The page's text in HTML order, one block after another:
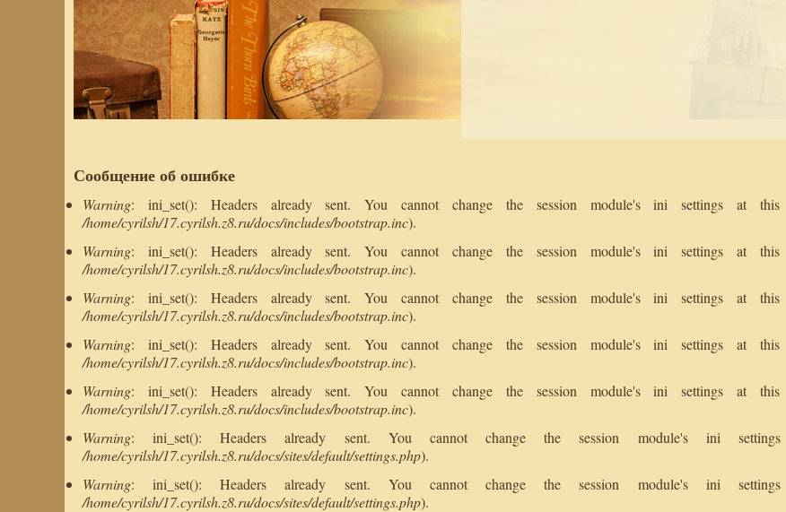
Сообщение об ошибке
Warning: ini_set(): Headers already sent. You cannot change the session module's ini settings at
/home/cyrilsh/17.cyrilsh.z8.ru/docs/includes/bootstrap.inc).
Warning: ini_set(): Headers already sent. You cannot change the session module's ini settings at
/home/cyrilsh/17.cyrilsh.z8.ru/docs/includes/bootstrap.inc).
Warning: ini_set(): Headers already sent. You cannot change the session module's ini settings at
/home/cyrilsh/17.cyrilsh.z8.ru/docs/includes/bootstrap.inc).
Warning: ini_set(): Headers already sent. You cannot change the session module's ini settings at
/home/cyrilsh/17.cyrilsh.z8.ru/docs/includes/bootstrap.inc).
Warning: ini_set(): Headers already sent. You cannot change the session module's ini settings at
/home/cyrilsh/17.cyrilsh.z8.ru/docs/includes/bootstrap.inc).
Warning: ini_set(): Headers already sent. You cannot change the session module's ini
/home/cyrilsh/17.cyrilsh.z8.ru/docs/sites/default/settings.php).
Warning: ini_set(): Headers already sent. You cannot change the session module's ini
/home/cyrilsh/17.cyrilsh.z8.ru/docs/sites/default/settings.php).